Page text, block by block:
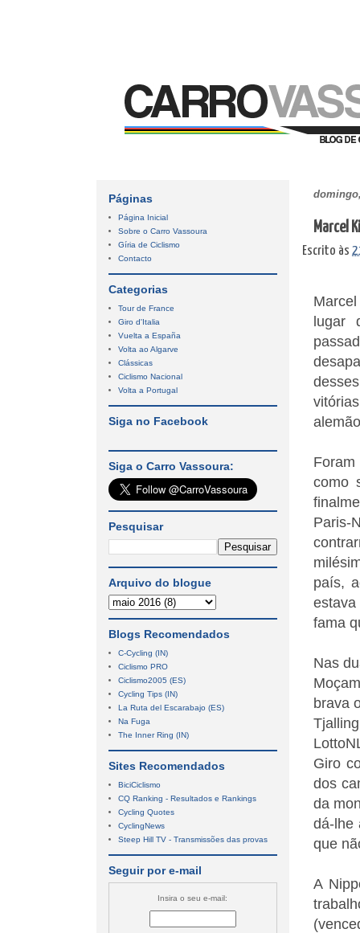
Marcel
Escrito às
lugar
como
Paris-
país,
estava
fama
Nas
brava
Giro
dos
da
dá-lhe
que
A
Páginas
Página Inicial
Sobre o Carro Vassoura
Gíria de Ciclismo
Contacto
Categorias
Tour de France
Giro d'Italia
Vuelta a España
Volta ao Algarve
Clássicas
Ciclismo Nacional
Volta a Portugal
Siga no Facebook
Siga o Carro Vassoura:
Pesquisar
Arquivo do blogue
Blogs Recomendados
C-Cycling (IN)
Ciclismo PRO
Ciclismo2005 (ES)
Cycling Tips (IN)
La Ruta del Escarabajo (ES)
Na Fuga
The Inner Ring (IN)
Sites Recomendados
BiciCiclismo
CQ Ranking - Resultados e Rankings
Cycling Quotes
CyclingNews
Steep Hill TV - Transmissões das provas
Seguir por e-mail
Insira o seu e-mail: